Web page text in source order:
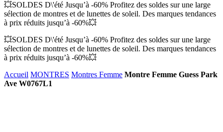
💥SOLDES D\'été Jusqu’à -60% Profitez des soldes sur une large
sélection de montres et de lunettes de soleil. Des marques tendances
à prix réduits jusqu’à -60%💥
💥SOLDES D\'été Jusqu’à -60% Profitez des soldes sur une large
sélection de montres et de lunettes de soleil. Des marques tendances
à prix réduits jusqu’à -60%💥
Accueil MONTRES Montres Femme Montre Femme Guess Park
Ave W0767L1